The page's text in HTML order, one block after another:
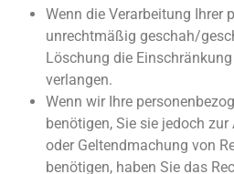
Wenn die Verarbeitung Ihrer
unrechtmäßig geschah/
Löschung die
verlangen.
Wenn wir Ihre
benötigen, Sie sie jedoch
oder Geltendmachung von
benötigen, haben Sie das